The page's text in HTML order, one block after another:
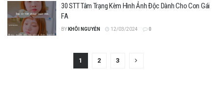
30 STT Tâm Trạng Kèm Hình Ảnh Độc Dành Cho Con Gái
FA
BY KHÔI NGUYỄN 12/03/2024 0
1 2 3